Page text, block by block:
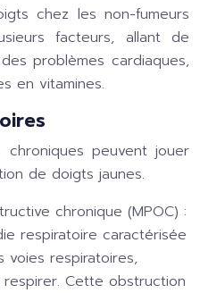
chez les non-fumeurs
facteurs, allant de
problèmes cardiaques,
en vitamines.
chroniques peuvent jouer
de doigts jaunes.
chronique (MPOC) :
respiratoire caractérisée
respiratoires,
Cette obstruction